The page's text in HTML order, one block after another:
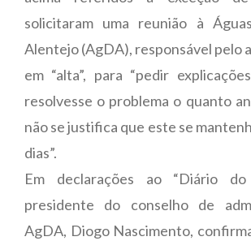
solicitaram uma reunião à
Alentejo (AgDA), responsável pelo
em “alta”, para “pedir
resolvesse o problema o quanto
não se justifica que este se
dias”.
Em declarações ao “Diário
presidente do conselho de
AgDA, Diogo Nascimento,